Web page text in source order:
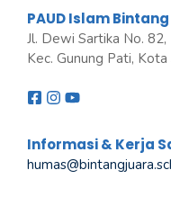
PAUD Islam
Jl. Dewi Sartika No.
Kec. Gunung Pati,
Informasi & Kerja
humas@bintangjuara.